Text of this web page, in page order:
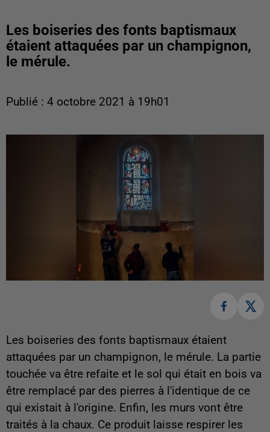
Les boiseries des fonts baptismaux
étaient attaquées par un champignon,
le mérule.
Publié : 4 octobre 2021 à 19h01
Les boiseries des fonts baptismaux étaient
attaquées par un champignon, le mérule. La partie
touchée va être refaite et le sol qui était en bois va
être remplacé par des pierres à l'identique de ce
qui existait à l'origine. Enfin, les murs vont être
traités à la chaux. Ce produit laisse respirer les